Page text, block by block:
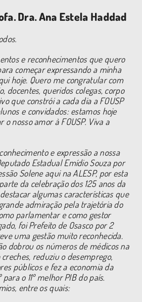
Dra. Ana Estela Haddad
e reconhecimentos que quero
começar expressando a minha
hoje. Quero me congratular com
docentes, queridos colegas, corpo
que constrói a cada dia a FOUSP
e convidados: estamos hoje
nosso amor à FOUSP. Viva a
e expressão a nossa
Estadual Emídio Souza por
Solene aqui na ALESP, por esta
da celebração dos 125 anos da
algumas características que
admiração pela trajetória do
parlamentar e como gestor
foi Prefeito de Osasco por 2
uma gestão muito reconhecida.
dobrou os números de médicos na
reduziu o desemprego,
públicos e fez a economia da
o 11º melhor PIB do país.
entre os quais: